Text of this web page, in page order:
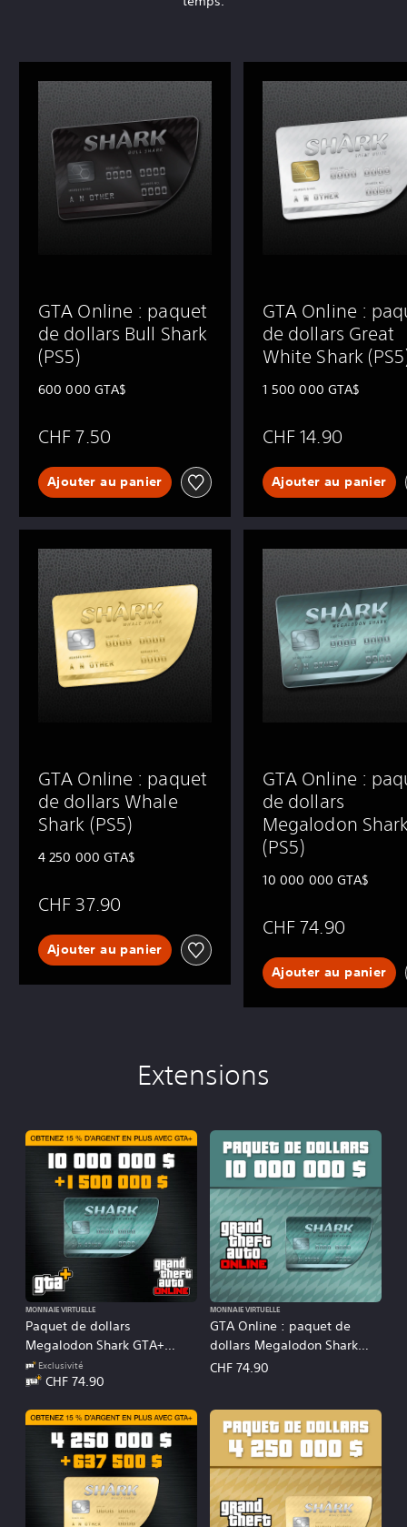
GTA Online : paquet
de dollars Bull Shark
(PS5)
‎600 000 GTA$
CHF 7.50
Ajouter au panier
GTA Online :
de dollars Great
White Shark
‎1 500 000 GTA$
CHF 14.90
Ajouter au panier
GTA Online : paquet
de dollars Whale
Shark (PS5)
‎4 250 000 GTA$
CHF 37.90
Ajouter au panier
GTA Online :
de dollars
Megalodon
(PS5)
‎10 000 000 GTA$
CHF 74.90
Ajouter au panier
Extensions
Paquet de dollars
Megalodon Shark GTA+
(PS5™)
MONNAIE VIRTUELLE
Exclusivité
CHF 74.90
GTA Online : paquet de
dollars Megalodon Shark
(PS5™)
MONNAIE VIRTUELLE
CHF 74.90